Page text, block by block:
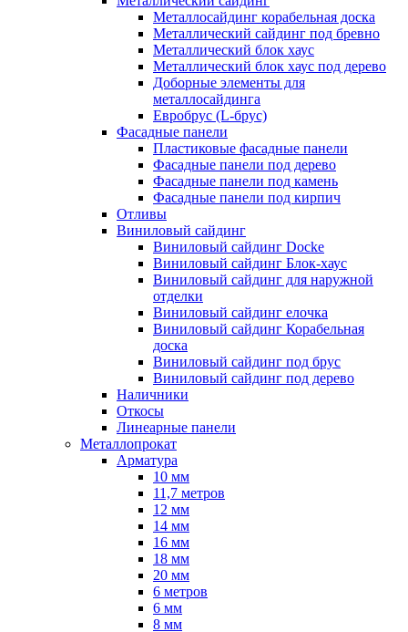
Металлосайдинг корабельная доска
Металлический сайдинг под бревно
Металлический блок хаус
Металлический блок хаус под дерево
Доборные элементы для
металлосайдинга
Евробрус (L-брус)
Фасадные панели
Пластиковые фасадные панели
Фасадные панели под дерево
Фасадные панели под камень
Фасадные панели под кирпич
Отливы
Виниловый сайдинг
Виниловый сайдинг Docke
Виниловый сайдинг Блок-хаус
Виниловый сайдинг для наружной
отделки
Виниловый сайдинг елочка
Виниловый сайдинг Корабельная
доска
Виниловый сайдинг под брус
Виниловый сайдинг под дерево
Наличники
Откосы
Линеарные панели
Металлопрокат
Арматура
10 мм
11,7 метров
12 мм
14 мм
16 мм
18 мм
20 мм
6 метров
6 мм
8 мм